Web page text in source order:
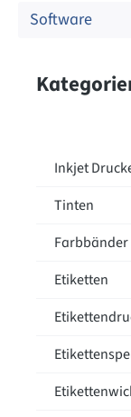
Software
Inkjet
Tinten
Farbbänder
Etiketten